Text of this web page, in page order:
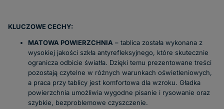
KLUCZOWE CECHY:
MATOWA POWIERZCHNIA – tablica została wykonana z
wysokiej jakości szkła antyrefleksyjnego, które skutecznie
ogranicza odbicie światła. Dzięki temu prezentowane treści
pozostają czytelne w różnych warunkach oświetleniowych,
a praca przy tablicy jest komfortowa dla wzroku. Gładka
powierzchnia umożliwia wygodne pisanie i rysowanie oraz
szybkie, bezproblemowe czyszczenie.